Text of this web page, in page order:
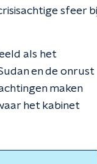
sfeer
als het
en de onrust
maken
het kabinet